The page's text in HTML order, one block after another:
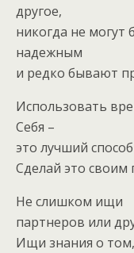
другое,
никогда не
надежным
и редко бывают
Использовать
Себя –
это лучший
Сделай это своим
Не слишком ищи
партнеров или
Ищи знания о